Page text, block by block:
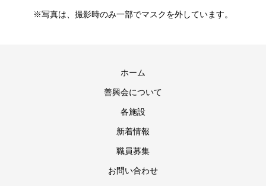
※写真は、撮影時のみ一部でマスクを外しています。
ホーム
善興会について
各施設
新着情報
職員募集
お問い合わせ